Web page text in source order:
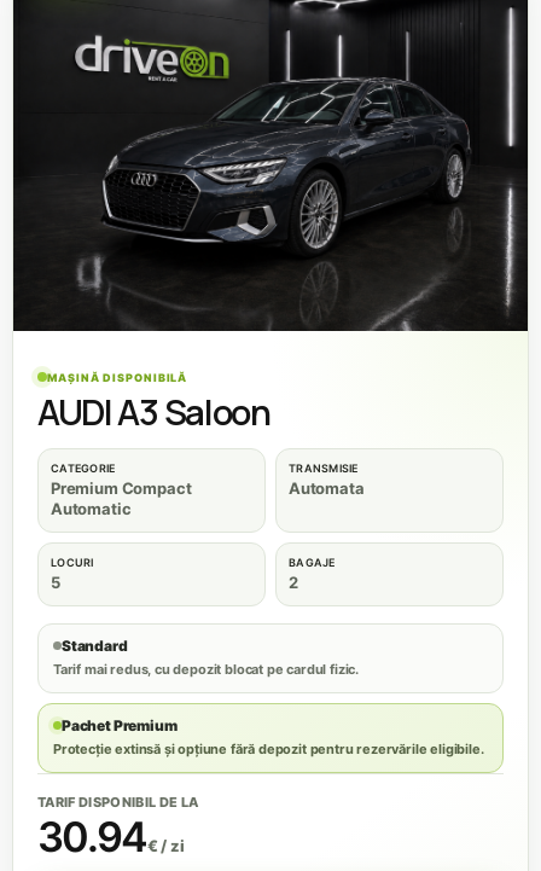
MAȘINĂ DISPONIBILĂ
AUDI A3 Saloon
CATEGORIE
Premium Compact
Automatic
TRANSMISIE
Automata
LOCURI
5
BAGAJE
2
Standard
Tarif mai redus, cu depozit blocat pe cardul fizic.
Pachet Premium
Protecție extinsă și opțiune fără depozit pentru rezervările eligibile.
TARIF DISPONIBIL DE LA
30.94€ / zi